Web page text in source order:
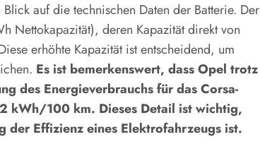
auf die technischen Daten der Batterie. Der
Nettokapazität), deren Kapazität direkt von
erhöhte Kapazität ist entscheidend, um
Es ist bemerkenswert, dass Opel trotz
des Energieverbrauchs für das Corsa-
kWh/100 km. Dieses Detail ist wichtig,
der Effizienz eines Elektrofahrzeugs ist.